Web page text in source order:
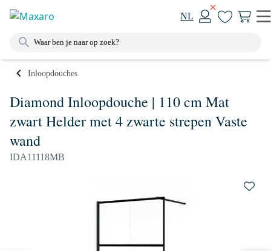
NL
Inloopdouches
Diamond Inloopdouche | 110 cm Mat
zwart Helder met 4 zwarte strepen Vaste
wand
IDA11118MB